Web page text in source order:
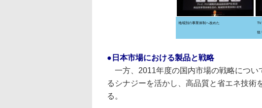
地域別の事業体制へ改めた TV
狙
●日本市場における製品と戦略
一方、2011年度の国内市場の戦略につい
るシナジーを活かし、高品質と省エネ技術
る。